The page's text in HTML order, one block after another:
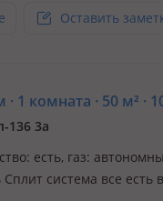
Оставить
1 комната · 50 м² ·
136 3а
есть, газ:
система все есть